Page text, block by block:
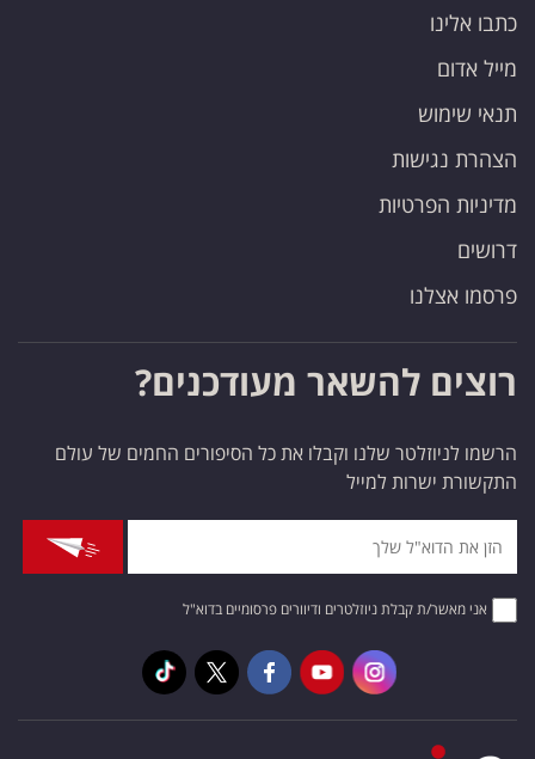
כתבו אלינו
מייל אדום
תנאי שימוש
הצהרת נגישות
מדיניות הפרטיות
דרושים
פרסמו אצלנו
רוצים להשאר מעודכנים?
הרשמו לניוזלטר שלנו וקבלו את כל הסיפורים החמים של עולם
התקשורת ישרות למייל
אני מאשר/ת קבלת ניוזלטרים ודיוורים פרסומיים בדוא"ל